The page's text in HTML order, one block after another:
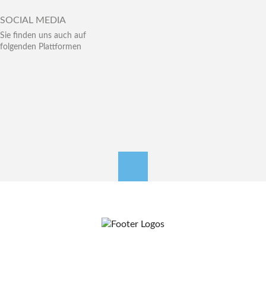
SOCIAL MEDIA
Sie finden uns auch auf
folgenden Plattformen